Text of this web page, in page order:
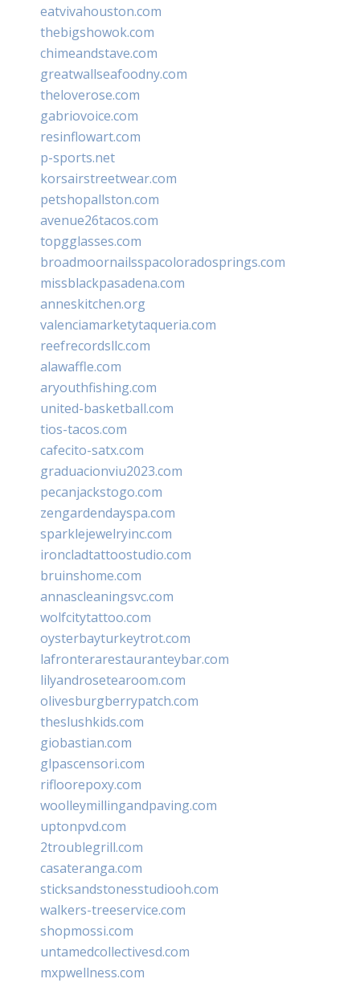
eatvivahouston.com
thebigshowok.com
chimeandstave.com
greatwallseafoodny.com
theloverose.com
gabriovoice.com
resinflowart.com
p-sports.net
korsairstreetwear.com
petshopallston.com
avenue26tacos.com
topgglasses.com
broadmoornailsspacoloradosprings.com
missblackpasadena.com
anneskitchen.org
valenciamarketytaqueria.com
reefrecordsllc.com
alawaffle.com
aryouthfishing.com
united-basketball.com
tios-tacos.com
cafecito-satx.com
graduacionviu2023.com
pecanjackstogo.com
zengardendayspa.com
sparklejewelryinc.com
ironcladtattoostudio.com
bruinshome.com
annascleaningsvc.com
wolfcitytattoo.com
oysterbayturkeytrot.com
lafronterarestauranteybar.com
lilyandrosetearoom.com
olivesburgberrypatch.com
theslushkids.com
giobastian.com
glpascensori.com
rifloorepoxy.com
woolleymillingandpaving.com
uptonpvd.com
2troublegrill.com
casateranga.com
sticksandstonesstudiooh.com
walkers-treeservice.com
shopmossi.com
untamedcollectivesd.com
mxpwellness.com